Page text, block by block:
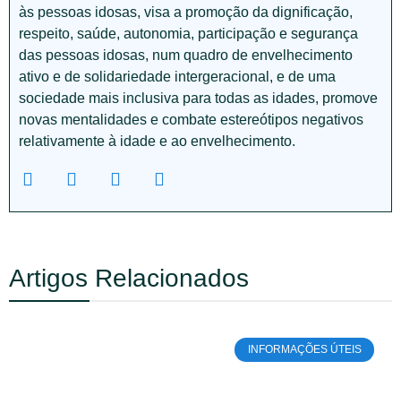
às pessoas idosas, visa a promoção da dignificação,
respeito, saúde, autonomia, participação e segurança
das pessoas idosas, num quadro de envelhecimento
ativo e de solidariedade intergeracional, e de uma
sociedade mais inclusiva para todas as idades, promove
novas mentalidades e combate estereótipos negativos
relativamente à idade e ao envelhecimento.
Artigos Relacionados
INFORMAÇÕES ÚTEIS